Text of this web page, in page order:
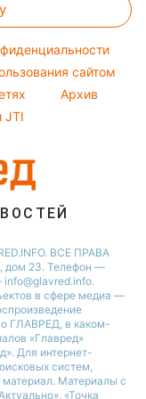
сайтом
Архив
JTI
ВСЕ ПРАВА
дом 23. Телефон —
в сфере медиа —
ГЛАВРЕД, в каком-
«Главред»
Для интернет-
систем,
Материалы с
«Точка